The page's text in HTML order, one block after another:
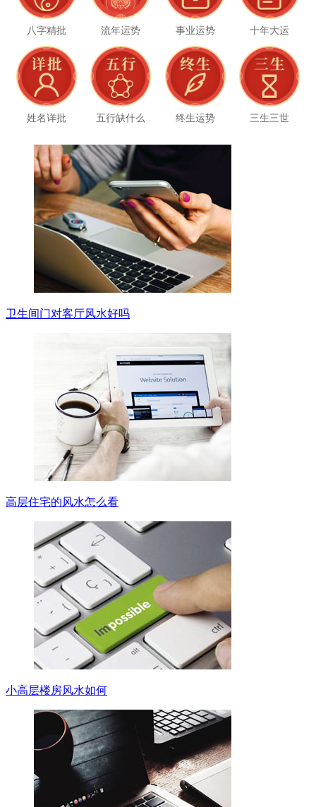
八字精批 流年运势 事业运势 十年大运
姓名详批 五行缺什么 终生运势 三生三世
卫生间门对客厅风水好吗
高层住宅的风水怎么看
小高层楼房风水如何